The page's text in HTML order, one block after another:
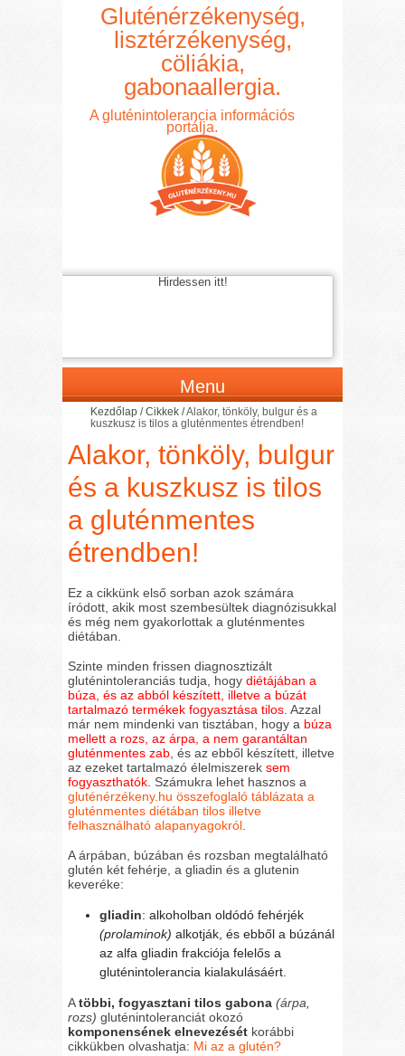
Gluténérzékenység,
lisztérzékenység,
cöliákia,
gabonaallergia.
A gluténintolerancia információs
portálja.
Hirdessen itt!
Menu
Kezdőlap /Cikkek /Alakor, tönköly, bulgur és a
kuszkusz is tilos a gluténmentes étrendben!
Alakor, tönköly, bulgur
és a kuszkusz is tilos
a gluténmentes
étrendben!
Ez a cikkünk első sorban azok számára
íródott, akik most szembesültek diagnózisukkal
és még nem gyakorlottak a gluténmentes
diétában.
Szinte minden frissen diagnosztizált
gluténintoleranciás tudja, hogydiétájában a
búza, és az abból készített, illetve a búzát
tartalmazó termékek fogyasztása tilos.Azzal
már nem mindenki van tisztában, hogy a búza
mellett a rozs, az árpa, a nem garantáltan
gluténmentes zab , és az ebből készített, illetve
az ezeket tartalmazó élelmiszereksem
fogyaszthatók . Számukra lehet hasznos a
gluténérzékeny.hu összefoglaló táblázata a
gluténmentes diétában tilos illetve
felhasználható alapanyagokról
A árpában, búzában és rozsban megtalálható
glutén két fehérje, a gliadin és a glutenin
keveréke:
gliadin: alkoholban oldódó fehérjék
(prolaminok) alkotják, és ebből a búzánál
az alfa gliadin frakciója felelős a
gluténintolerancia kialakulásáért.
Atöbbi, fogyasztani tilos gabona (árpa,
rozs) gluténintoleranciát okozó
komponensének elnevezését korábbi
cikkükben olvashatja: Mi az a glutén?